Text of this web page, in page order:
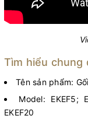
Tìm hiểu chung
Tên sản phẩm:
Model: EKEF5;
EKEF20